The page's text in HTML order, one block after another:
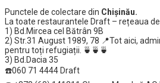
Punctele de colectare din Chișinău.
La toate restaurantele Draft – rețeaua
1) Bd.Mircea cel Bătrân 9B
2) Str.31 August 1989, 78 📍Tot aici,
pentru toți refugiații. 🍵🍵🍵
3) Bd.Dacia 35
☎️060 71 4444 Draft